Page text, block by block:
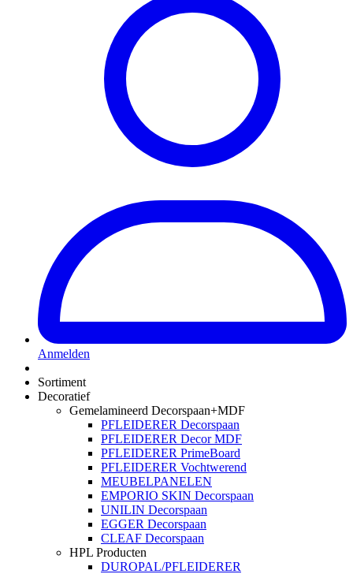
Anmelden
Sortiment
Decoratief
Gemelamineerd Decorspaan+MDF
PFLEIDERER Decorspaan
PFLEIDERER Decor MDF
PFLEIDERER PrimeBoard
PFLEIDERER Vochtwerend
MEUBELPANELEN
EMPORIO SKIN Decorspaan
UNILIN Decorspaan
EGGER Decorspaan
CLEAF Decorspaan
HPL Producten
DUROPAL/PFLEIDERER